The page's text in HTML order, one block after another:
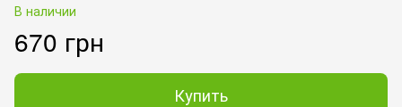
В наличии
670 грн
Купить